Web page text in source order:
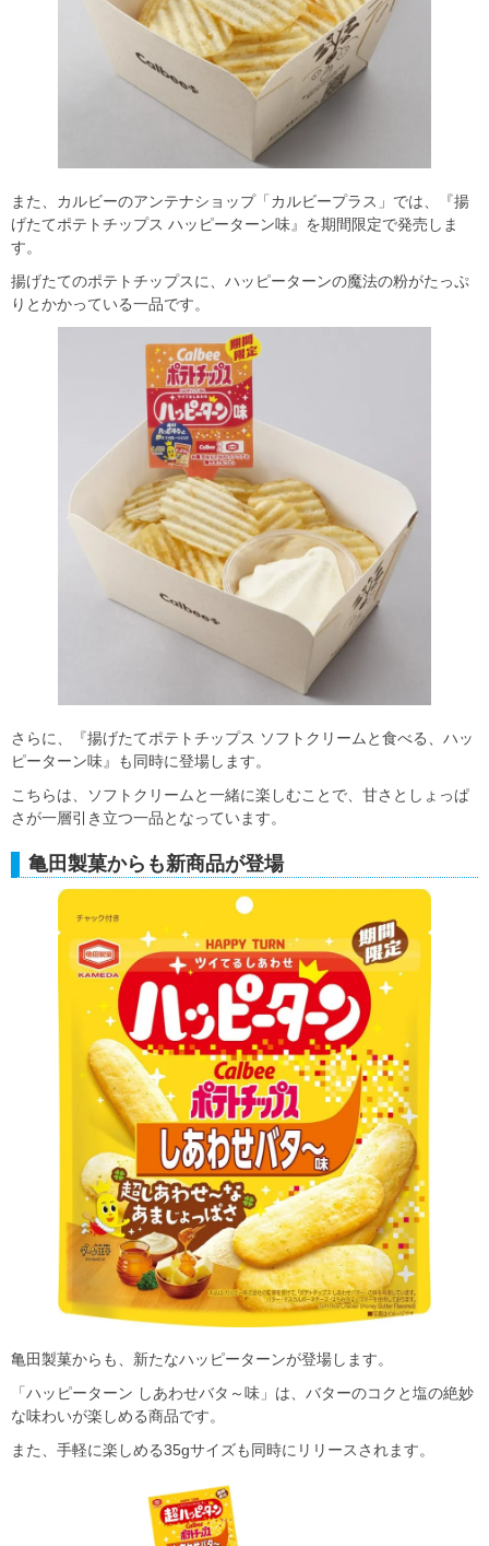
また、カルビーのアンテナショップ「カルビープラス」では、『揚
げたてポテトチップス ハッピーターン味』を期間限定で発売しま
す。
揚げたてのポテトチップスに、ハッピーターンの魔法の粉がたっぷ
りとかかっている一品です。
さらに、『揚げたてポテトチップス ソフトクリームと食べる、ハッ
ピーターン味』も同時に登場します。
こちらは、ソフトクリームと一緒に楽しむことで、甘さとしょっぱ
さが一層引き立つ一品となっています。
亀田製菓からも新商品が登場
亀田製菓からも、新たなハッピーターンが登場します。
「ハッピーターン しあわせバタ～味」は、バターのコクと塩の絶妙
な味わいが楽しめる商品です。
また、手軽に楽しめる35gサイズも同時にリリースされます。